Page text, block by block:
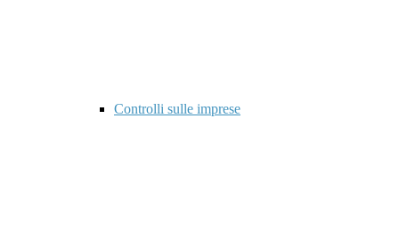
Controlli sulle imprese